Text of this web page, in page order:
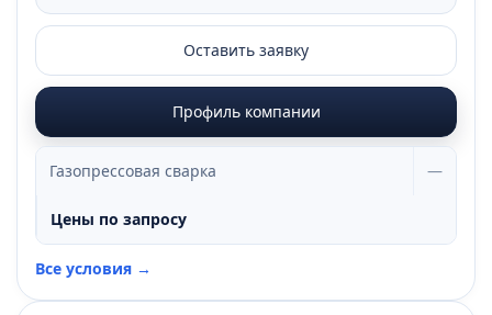
Оставить заявку
Профиль компании
Газопрессовая сварка —
Цены по запросу
Все условия →